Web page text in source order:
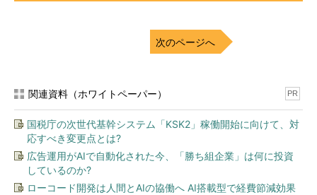
次のページへ
関連資料（ホワイトペーパー） PR
国税庁の次世代基幹システム「KSK2」稼働開始に向けて、対
応すべき変更点とは?
広告運用がAIで自動化された今、「勝ち組企業」は何に投資
しているのか?
ローコード開発は人間とAIの協働へ AI搭載型で経費節減効果